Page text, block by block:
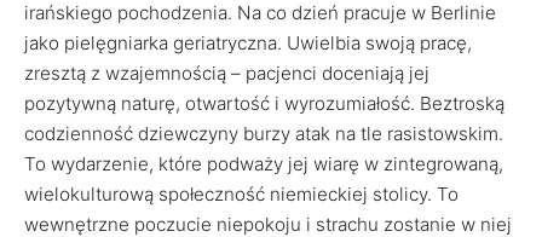
irańskiego pochodzenia. Na co dzień pracuje w Berlinie
jako pielęgniarka geriatryczna. Uwielbia swoją pracę,
zresztą z wzajemnością – pacjenci doceniają jej
pozytywną naturę, otwartość i wyrozumiałość. Beztroską
codzienność dziewczyny burzy atak na tle rasistowskim.
To wydarzenie, które podważy jej wiarę w zintegrowaną,
wielokulturową społeczność niemieckiej stolicy. To
wewnętrzne poczucie niepokoju i strachu zostanie w niej